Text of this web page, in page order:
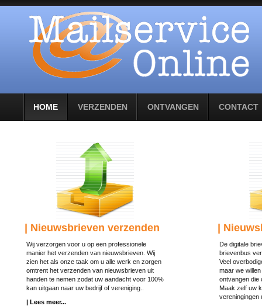
HOME VERZENDEN ONTVANGEN CONTACT
| Nieuwsbrieven verzenden
Wij verzorgen voor u op een professionele
manier het verzenden van nieuwsbrieven. Wij
zien het als onze taak om u alle werk en zorgen
omtrent het verzenden van nieuwsbrieven uit
handen te nemen zodat uw aandacht voor 100%
kan uitgaan naar uw bedrijf of vereniging..
| Lees meer...
|
De digitale
brievenbus
Veel
maar we
ontvangen die
Maak zelf uw
vereningingen